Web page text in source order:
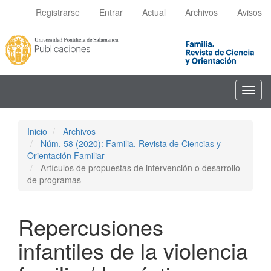
principal
principal
Barra
lateral
Registrarse Entrar Actual Archivos Avisos
Inicio
Archivos
Núm. 58 (2020): Familia. Revista de Ciencias y
Orientación Familiar
Artículos de propuestas de intervención o desarrollo
de programas
Repercusiones
infantiles de la violencia